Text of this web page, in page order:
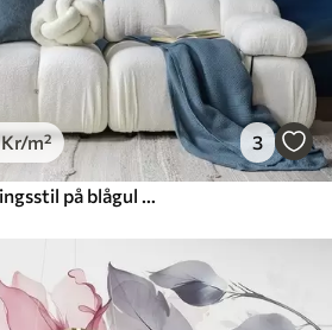
Kr/m² 3